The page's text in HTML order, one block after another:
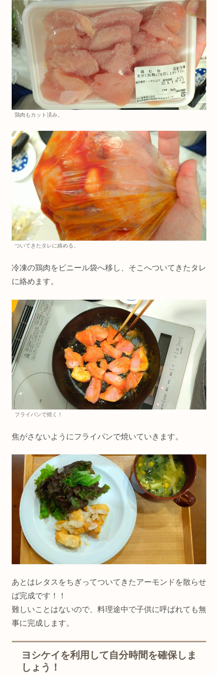
鶏肉もカット済み。
ついてきたタレに絡める。
冷凍の鶏肉をビニール袋へ移し、そこへついてきたタレ
に絡めます。
フライパンで焼く！
焦がさないようにフライパンで焼いていきます。
あとはレタスをちぎってついてきたアーモンドを散らせ
ば完成です！！
難しいことはないので、料理途中で子供に呼ばれても無
事に完成します。
ヨシケイを利用して自分時間を確保しま
しょう！